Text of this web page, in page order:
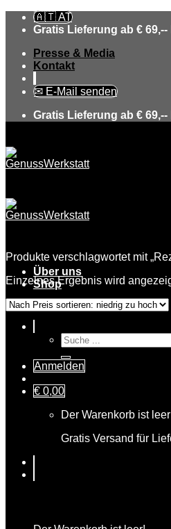
Skip
🇦🇹 AT
Gratis Lieferung ab €
Presse & Media
Kontakt
✉ E-Mail senden
Gratis Lieferung ab €
Über uns
Shop
Suche
nach:
Anmelden
€ 0,00
Der Warenkorb ist
Gratis Versand für
Produkte verschlagwortet mit
Einzelnes Ergebnis wird